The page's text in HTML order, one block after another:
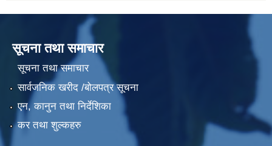
सूचना तथा समाचार
सूचना तथा समाचार
सार्वजनिक खरीद /बोलपत्र सूचना
एन, कानुन तथा निर्देशिका
कर तथा शुल्कहरु